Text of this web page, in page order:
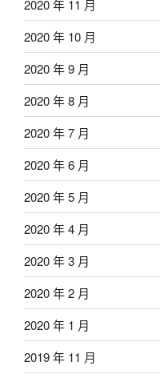
2020 年 11 月
2020 年 10 月
2020 年 9 月
2020 年 8 月
2020 年 7 月
2020 年 6 月
2020 年 5 月
2020 年 4 月
2020 年 3 月
2020 年 2 月
2020 年 1 月
2019 年 11 月